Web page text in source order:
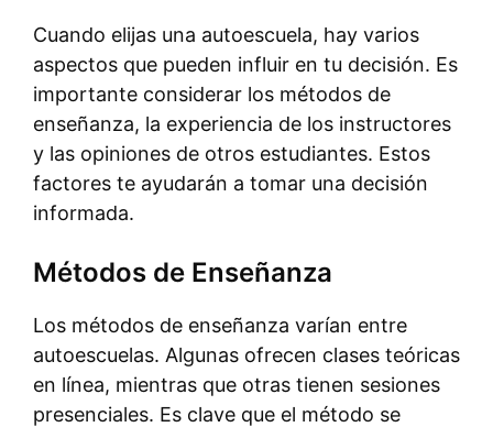
Cuando elijas una autoescuela, hay varios
aspectos que pueden influir en tu decisión. Es
importante considerar los métodos de
enseñanza, la experiencia de los instructores
y las opiniones de otros estudiantes. Estos
factores te ayudarán a tomar una decisión
informada.
Métodos de Enseñanza
Los métodos de enseñanza varían entre
autoescuelas. Algunas ofrecen clases teóricas
en línea, mientras que otras tienen sesiones
presenciales. Es clave que el método se